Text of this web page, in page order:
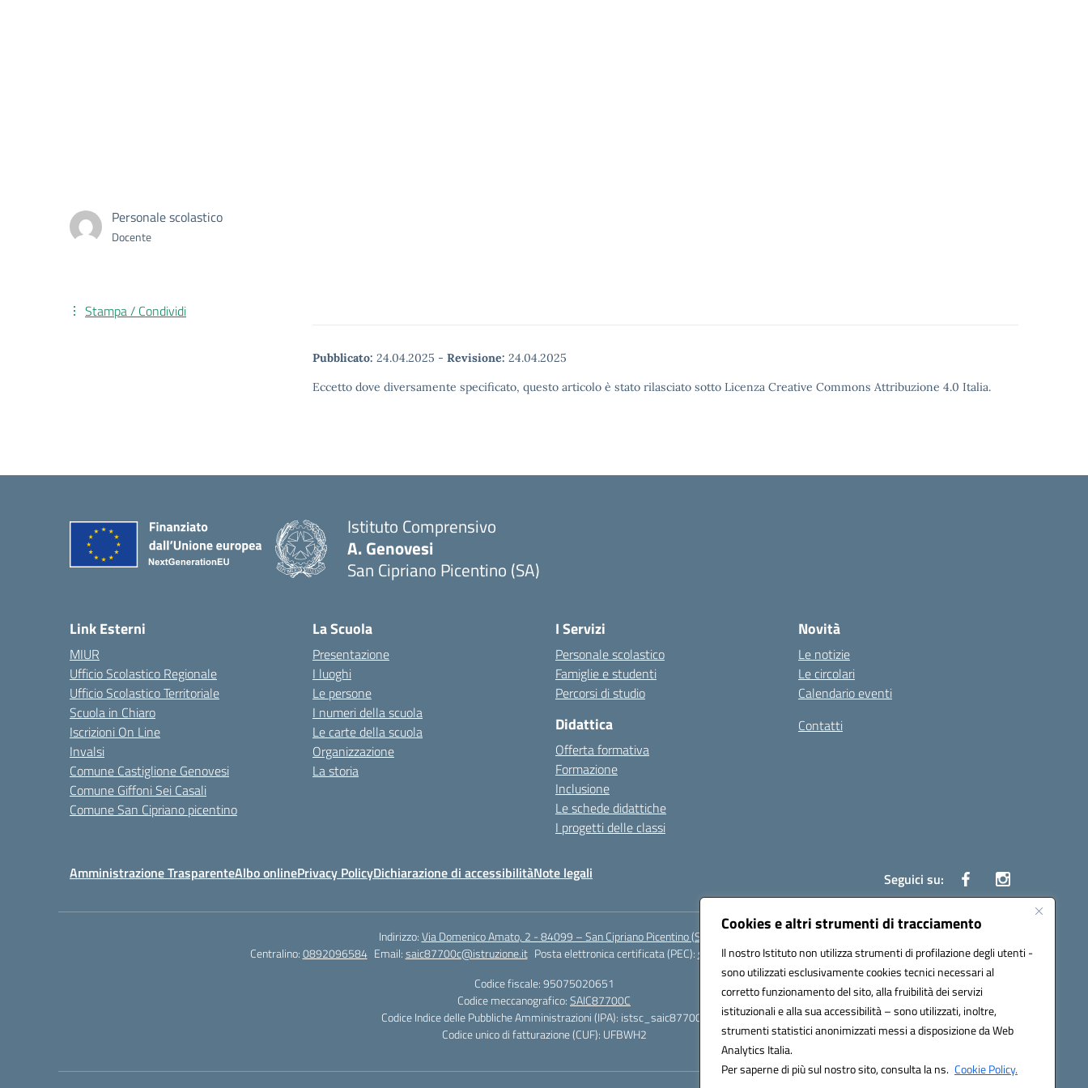
Cookies e altri strumenti di tracciamento
Il nostro Istituto non utilizza strumenti di profilazione degli utenti -
sono utilizzati esclusivamente cookies tecnici necessari al
corretto funzionamento del sito, alla fruibilità dei servizi
istituzionali e alla sua accessibilità – sono utilizzati, inoltre,
strumenti statistici anonimizzati messi a disposizione da Web
Analytics Italia.
Per saperne di più sul nostro sito, consulta la ns. Cookie Policy.
Personale scolastico
Docente
Pubblicato: 24.04.2025 - Revisione: 24.04.2025
Eccetto dove diversamente specificato, questo articolo è stato rilasciato sotto Licenza Creative Commons Attribuzione 4.0 Italia.
Stampa / Condividi
Istituto Comprensivo
A. Genovesi
San Cipriano Picentino (SA)
Link Esterni
MIUR
Ufficio Scolastico Regionale
Ufficio Scolastico Territoriale
Scuola in Chiaro
Iscrizioni On Line
Invalsi
Comune Castiglione Genovesi
Comune Giffoni Sei Casali
Comune San Cipriano picentino
La Scuola
Presentazione
I luoghi
Le persone
I numeri della scuola
Le carte della scuola
Organizzazione
La storia
I Servizi
Personale scolastico
Famiglie e studenti
Percorsi di studio
Didattica
Offerta formativa
Formazione
Inclusione
Le schede didattiche
I progetti delle classi
Novità
Le notizie
Le circolari
Calendario eventi
Contatti
Amministrazione TrasparenteAlbo onlinePrivacy PolicyDichiarazione di accessibilitàNote legali Seguici su:
Indirizzo:Via Domenico Amato, 2 - 84099 – San Cipriano Picentino (Sa)
Centralino:0892096584 Email:saic87700c@istruzione.it Posta elettronica certificata (PEC):saic87700c@pec.istruzione.it
Codice fiscale: 95075020651
Codice meccanografico:SAIC87700C
Codice Indice delle Pubbliche Amministrazioni (IPA): istsc_saic87700c
Codice unico di fatturazione (CUF): UFBWH2